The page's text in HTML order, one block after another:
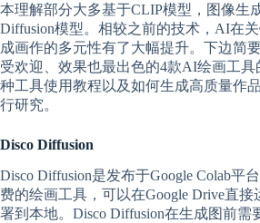
本理解部分大多基于CLIP模型，图像生
Diffusion模型。相较之前的技术，AI在
成画作的多元性有了大幅提升。下边简
受欢迎、效果也最出色的4款AI绘画工
种工具使用教程以及如何生成高质量作
行研究。
Disco Diffusion
Disco Diffusion是发布于Google Colab平
费的绘画工具，可以在Google Drive直接
署到本地。Disco Diffusion在生成图前需